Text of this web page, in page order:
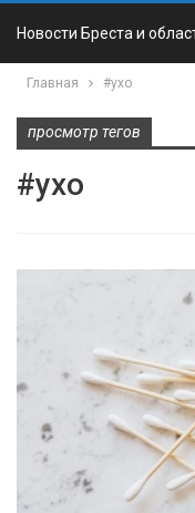
Новости Бреста и
Главная #ухо
просмотр тегов
#ухо